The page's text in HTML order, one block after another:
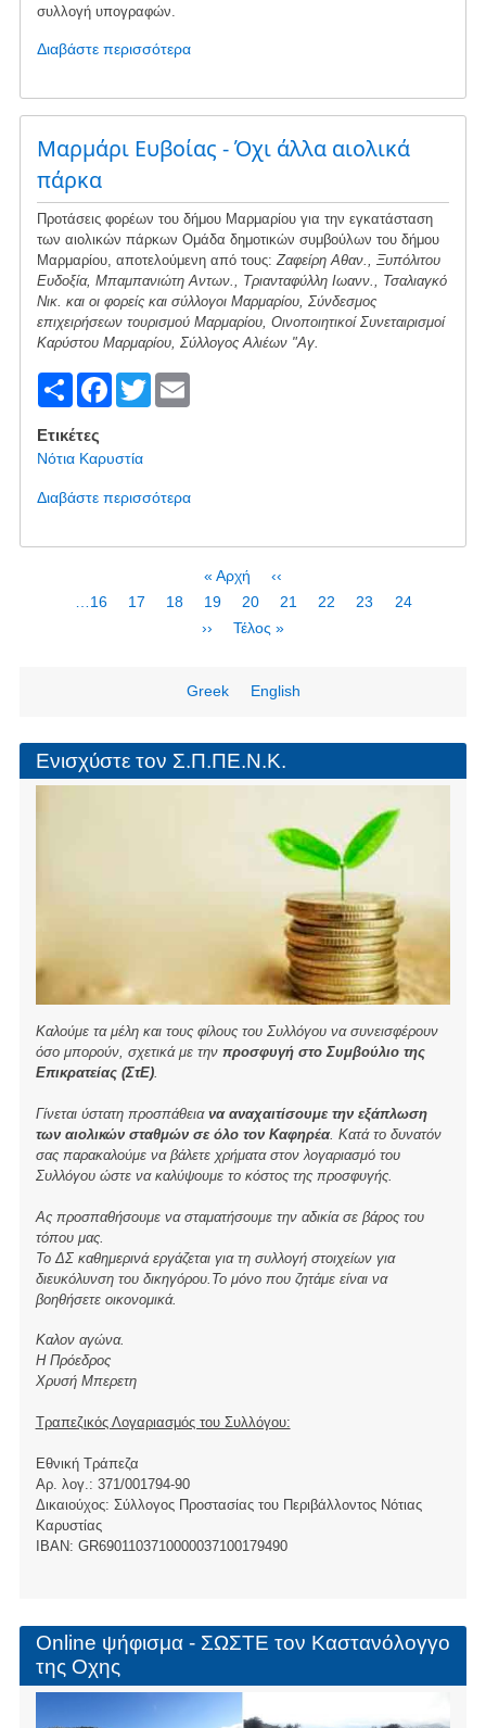
συλλογή υπογραφών.
Διαβάστε περισσότεραγια
Συνοπτικός
απολογισμός
δράσεων
επιτροπής
&
πολιτών
περιοχής
Καρύστου
Μαρμάρι Ευβοίας - Όχι άλλα αιολικά
πάρκα
Προτάσεις φορέων του δήμου Μαρμαρίου για την εγκατάσταση
των αιολικών πάρκων Ομάδα δημοτικών συμβούλων του δήμου
Μαρμαρίου, αποτελούμενη από τους:Ζαφείρη Αθαν., Ξυπόλιτου
Ευδοξία, Μπαμπανιώτη Αντων., Τριανταφύλλη Ιωανν., Τσαλιαγκό
Νικ. και οι φορείς και σύλλογοι Μαρμαρίου, Σύνδεσμος
επιχειρήσεων τουρισμού Μαρμαρίου, Οινοποιητικοί Συνεταιρισμοί
Καρύστου Μαρμαρίου, Σύλλογος Αλιέων "Αγ.
S
h
ar
e
F
c
e
o
o
T
er
E
Ετικέτες
Νότια Καρυστία
Διαβάστε περισσότεραγια
Μαρμάρι
Όχι
άλλα
First
page
« Αρχή
Προηγούμενη
σελίδα
‹‹
Page
…16 Page
17 Page
18 Page
19
Τρέχουσα
σελίδα
20 Page
21 Page
22 Page
23 Page
24
Next
››
Last
Τέλος »
Greek English
Ενισχύστε τον Σ.Π.ΠΕ.Ν.Κ.
Καλούμε τα μέλη και τους φίλους του Συλλόγου να συνεισφέρουν
όσο μπορούν, σχετικά με την προσφυγή στο Συμβούλιο της
Επικρατείας (ΣτΕ).
Γίνεται ύστατη προσπάθεια να αναχαιτίσουμε την εξάπλωση
των αιολικών σταθμών σε όλο τον Καφηρέα. Κατά το δυνατόν
σας παρακαλούμε να βάλετε χρήματα στον λογαριασμό του
Συλλόγου ώστε να καλύψουμε το κόστος της προσφυγής.
Ας προσπαθήσουμε να σταματήσουμε την αδικία σε βάρος του
τόπου μας.
Το ΔΣ καθημερινά εργάζεται για τη συλλογή στοιχείων για
διευκόλυνση του δικηγόρου.Το μόνο που ζητάμε είναι να
βοηθήσετε οικονομικά.
Καλον αγώνα.
Η Πρόεδρος
Χρυσή Μπερετη
Τραπεζικός Λογαριασμός του Συλλόγου:
Εθνική Τράπεζα
Αρ. λογ.: 371/001794-90
Δικαιούχος: Σύλλογος Προστασίας του Περιβάλλοντος Νότιας
Καρυστίας
ΙBAN: GR6901103710000037100179490
Online ψήφισμα - ΣΩΣΤΕ τον Καστανόλογγο
της Οχης